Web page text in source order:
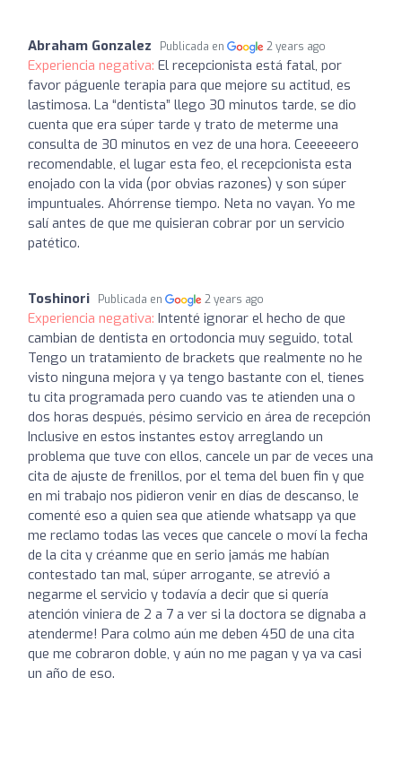
Abraham Gonzalez Publicada en 2 years ago
Experiencia negativa: El recepcionista está fatal, por
favor páguenle terapia para que mejore su actitud, es
lastimosa. La “dentista” llego 30 minutos tarde, se dio
cuenta que era súper tarde y trato de meterme una
consulta de 30 minutos en vez de una hora. Ceeeeeero
recomendable, el lugar esta feo, el recepcionista esta
enojado con la vida (por obvias razones) y son súper
impuntuales. Ahórrense tiempo. Neta no vayan. Yo me
salí antes de que me quisieran cobrar por un servicio
patético.
Toshinori Publicada en 2 years ago
Experiencia negativa: Intenté ignorar el hecho de que
cambian de dentista en ortodoncia muy seguido, total
Tengo un tratamiento de brackets que realmente no he
visto ninguna mejora y ya tengo bastante con el, tienes
tu cita programada pero cuando vas te atienden una o
dos horas después, pésimo servicio en área de recepción
Inclusive en estos instantes estoy arreglando un
problema que tuve con ellos, cancele un par de veces una
cita de ajuste de frenillos, por el tema del buen fin y que
en mi trabajo nos pidieron venir en días de descanso, le
comenté eso a quien sea que atiende whatsapp ya que
me reclamo todas las veces que cancele o moví la fecha
de la cita y créanme que en serio jamás me habían
contestado tan mal, súper arrogante, se atrevió a
negarme el servicio y todavía a decir que si quería
atención viniera de 2 a 7 a ver si la doctora se dignaba a
atenderme! Para colmo aún me deben 450 de una cita
que me cobraron doble, y aún no me pagan y ya va casi
un año de eso.